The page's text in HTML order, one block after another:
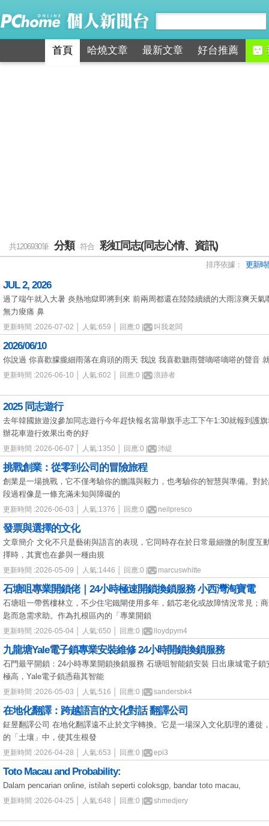
首頁 哈燒文章 最新文章 好台推薦
共1206930筆 分類 符合 彩虹同志(同志心情、資訊)
排序依據： 更新
JUL 2, 2026
過了端午就入大暑 炎熱地獄即將到來 前兩周都還在陸陸續續的大雨涼爽天
無力痠痛 鼻
更新時間 :2026-07-02 │ 人氣:659 │ 回應:0 | 叫我老闆
2026/06/10
你說過 你喜歡朦朧細雨落在肩頭的雨天 我說 我喜歡聽雨聲嘀嗒嘀嗒的聲音
更新時間 :2026-06-10 │ 人氣:602 │ 回應:0 | 浪跡者
2025 同志遊行
去年韓國旅遊沒參加同志遊行今年趕快報名當舉旗手志工下午1:30就報到護
辦花車遊行效果出奇的好
更新時間 :2026-06-07 │ 人氣:1350 │ 回應:0 | 沛緹
挑戰創業：從零到公司的冒險旅程
創業是一場挑戰，它不僅考驗你的膽識與毅力，也考驗你的智慧與準備。對
段過程像是一條充滿未知與障礙的
更新時間 :2026-06-03 │ 人氣:1376 │ 回應:0 | neilpresco
發票與選擇的文化
文章簡介 文化不只是藝術與語言的表現，它同時存在於日常最細微的制度互
擇時，其實也在參與一種由規
更新時間 :2026-05-09 │ 人氣:1446 │ 回應:0 | marcuswhitte
石塘咀專業開鎖佬｜24小時極速開鎖換鎖服務 小西灣淘寶電
石塘咀一帶舊樓林立，不少住宅鐵閘使用多年，鎖芯老化或故障情況常見；
匙而急需求助。作為扎根區內的「專業開鎖
更新時間 :2026-05-04 │ 人氣:650 │ 回應:0 | lloydpym4
九龍塘Yale電子鎖專業安裝維修 24小時開鎖換鎖服務
石門最平開鎖：24小時專業開鎖換鎖服務 石塘咀智能鎖安裝 日出康城電子
極高，Yale電子鎖憑藉其智能
更新時間 :2026-05-03 │ 人氣:516 │ 回應:0 | sandersbk4
在地化翻譯：跨越語言的文化對話 翻譯公司
鉦昱翻譯公司 在地化翻譯遠不止於文字轉換。它是一場深入文化肌理的遷徙
的「土壤」中，使其生根發
更新時間 :2026-04-28 │ 人氣:653 │ 回應:0 | epi3
Toto Macau and Probability:
Dalam pencarian online, istilah seperti coloksgp, bandar toto macau,
更新時間 :2026-04-25 │ 人氣:648 │ 回應:0 | shmedjery